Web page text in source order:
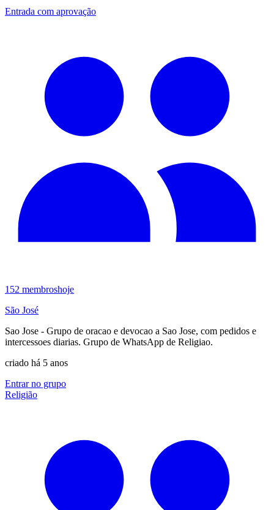
Entrada com aprovação
152 membroshoje
São José
Sao Jose - Grupo de oracao e devocao a Sao Jose, com pedidos e
intercessoes diarias. Grupo de WhatsApp de Religiao.
criado há 5 anos
Entrar no grupo
Religião